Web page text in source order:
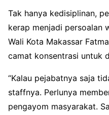
Tak hanya kedisiplinan,
kerap menjadi persoalan
Wali Kota Makassar
camat konsentrasi untuk
“Kalau pejabatnya saja
staffnya. Perlunya
pengayom masyarakat.